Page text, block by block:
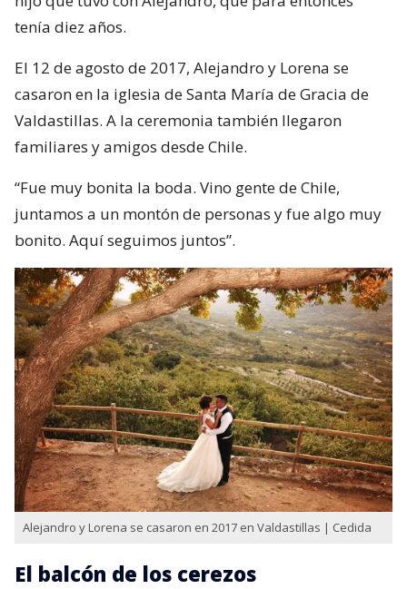
tenía diez años.
El 12 de agosto de 2017, Alejandro y Lorena se
casaron en la iglesia de Santa María de Gracia de
Valdastillas. A la ceremonia también llegaron
familiares y amigos desde Chile.
“Fue muy bonita la boda. Vino gente de Chile,
juntamos a un montón de personas y fue algo muy
bonito. Aquí seguimos juntos”.
Alejandro y Lorena se casaron en 2017 en Valdastillas | Cedida
El balcón de los cerezos